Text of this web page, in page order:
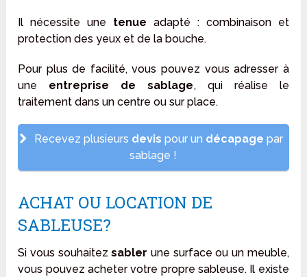
Il nécessite une tenue adapté : combinaison et
protection des yeux et de la bouche.
Pour plus de facilité, vous pouvez vous adresser à
une entreprise de sablage, qui réalise le
traitement dans un centre ou sur place.
Recevez plusieurs devis pour un décapage par
sablage !
ACHAT OU LOCATION DE
SABLEUSE?
Si vous souhaitezsabler une surface ou un meuble,
vous pouvez acheter votre propre sableuse. Il existe